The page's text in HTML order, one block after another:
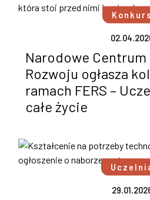
Konkurs
Narodowe Centrum
Rozwoju ogłasza
ramach FERS –
całe życie